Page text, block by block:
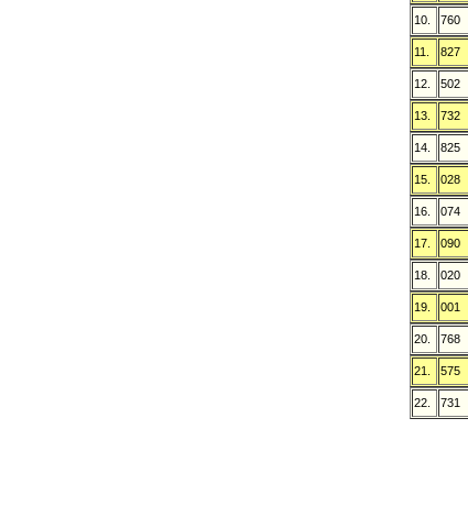
10. 760
11. 827
12. 502
13. 732
14. 825
15. 028
16. 074
17. 090
18. 020
19. 001
20. 768
21. 575
22. 731